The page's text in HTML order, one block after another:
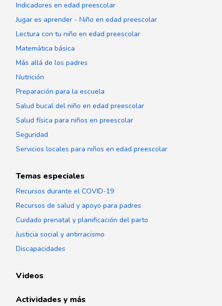
Indicadores en edad preescolar
Jugar es aprender - Niño en edad preescolar
Lectura con tu niño en edad preescolar
Matemática básica
Más allá de los padres
Nutrición
Preparación para la escuela
Salud bucal del niño en edad preescolar
Salud física para niños en preescolar
Seguridad
Servicios locales para niños en edad preescolar
Temas especiales
Recursos durante el COVID-19
Recursos de salud y apoyo para padres
Cuidado prenatal y planificación del parto
Justicia social y antirracismo
Discapacidades
Videos
Actividades y más